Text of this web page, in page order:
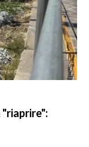
"riaprire":